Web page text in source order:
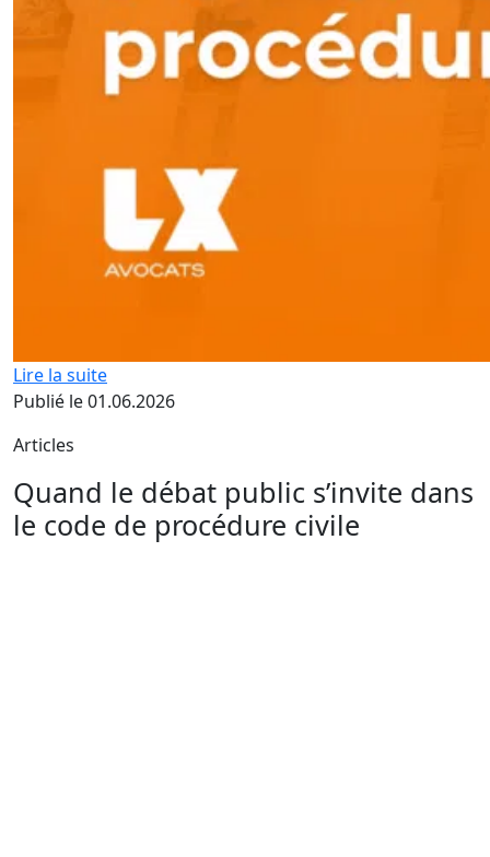
Lire la suite
Publié le 01.06.2026
Articles
Quand le débat public s’invite dans
le code de procédure civile